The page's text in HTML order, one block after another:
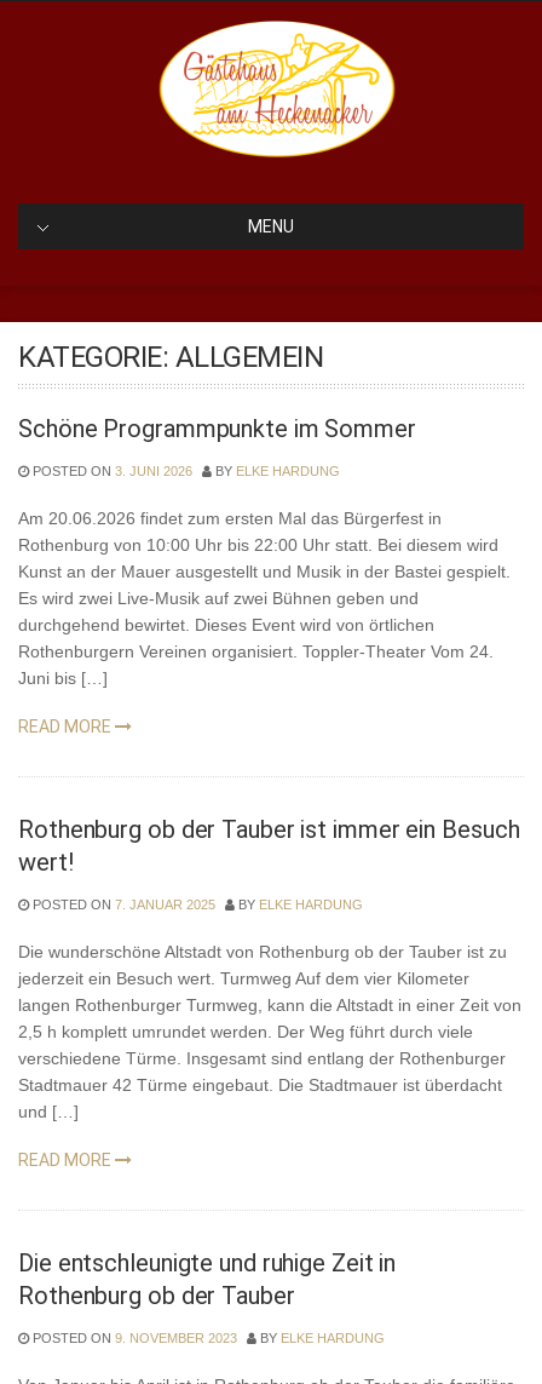
HECKENACKER
MENU
KATEGORIE: ALLGEMEIN
Schöne Programmpunkte im Sommer
POSTED ON 3. JUNI 2026 BY ELKE HARDUNG
Am 20.06.2026 findet zum ersten Mal das Bürgerfest in
Rothenburg von 10:00 Uhr bis 22:00 Uhr statt. Bei diesem wird
Kunst an der Mauer ausgestellt und Musik in der Bastei gespielt.
Es wird zwei Live-Musik auf zwei Bühnen geben und
durchgehend bewirtet. Dieses Event wird von örtlichen
Rothenburgern Vereinen organisiert. Toppler-Theater Vom 24.
Juni bis […]
READ MORE
Rothenburg ob der Tauber ist immer ein Besuch
wert!
POSTED ON 7. JANUAR 2025 BY ELKE HARDUNG
Die wunderschöne Altstadt von Rothenburg ob der Tauber ist zu
jederzeit ein Besuch wert. Turmweg Auf dem vier Kilometer
langen Rothenburger Turmweg, kann die Altstadt in einer Zeit von
2,5 h komplett umrundet werden. Der Weg führt durch viele
verschiedene Türme. Insgesamt sind entlang der Rothenburger
Stadtmauer 42 Türme eingebaut. Die Stadtmauer ist überdacht
und […]
READ MORE
Die entschleunigte und ruhige Zeit in
Rothenburg ob der Tauber
POSTED ON 9. NOVEMBER 2023 BY ELKE HARDUNG